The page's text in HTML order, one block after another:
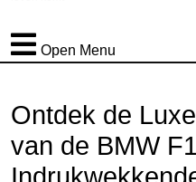
Open Menu
Ontdek de
van de BMW